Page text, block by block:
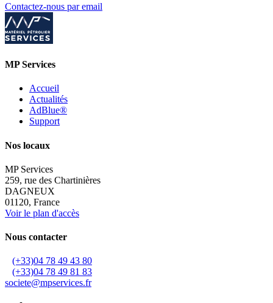
Contactez-nous par email
MP Services
Accueil
Actualités
AdBlue®
Support
Nos locaux
MP Services
259, rue des Chartinières
DAGNEUX
01120, France
Voir le plan d'accès
Nous contacter
(+33)04 78 49 43 80
(+33)04 78 49 81 83
societe@mpservices.fr